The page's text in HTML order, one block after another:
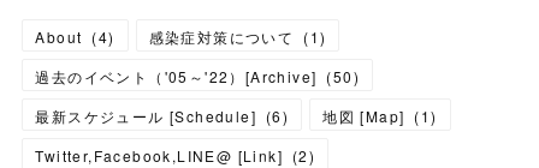
About (4) 感染症対策について (1)
過去のイベント（'05～'22）[Archive] (50)
最新スケジュール [Schedule] (6) 地図 [Map] (1)
Twitter,Facebook,LINE@ [Link] (2)